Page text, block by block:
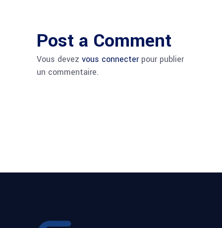
Post a Comment
Vous devez vous connecterpour publier
un commentaire.